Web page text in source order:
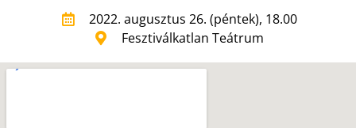
2022. augusztus 26. (péntek), 18.00
Fesztiválkatlan Teátrum